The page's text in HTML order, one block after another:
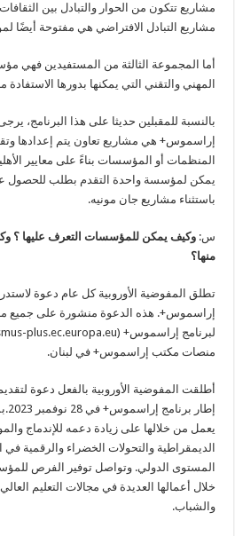
مشاريع تتكون من الحوار والتبادل بين
مشاريع التبادل الافتراضي هي مفتوحة أيضًا
أما المجموعة الثالثة من المستفيدين فهي
المهني والتقني التي يمكنها بدورها
بالنسبة للمقبلين حديثا على هذا البرنامج،
إراسموس+ هي مشاريع تعاون يتم إعدادها
المنظمات أو المؤسسات بناءً على معايير
يمكن لمؤسسة واحدة التقدم بطلب للحصول
باستثناء مشاريع جان مونيه.
س: وكيف يمكن للمؤسسات التعرف عليها ؟
منها؟
تطلق المفوضية الأوروبية كل عام دعوة
إراسموس+. هذه الدعوة منشورة على جميع
منصات مكتب إراسموس+ في لبنان.
يعمل من خلالها على زيادة دعمه للإندماج
الديمقراطية والتحولات الخضراء والرقمية في
المستوى الدولي. وتواصل توفير الفرص
خلال أعمالها العديدة في مجالات التعليم
والشباب.